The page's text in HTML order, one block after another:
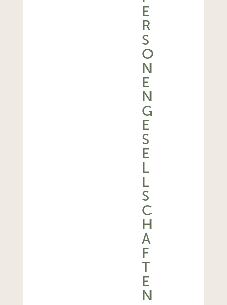
E
R
S
O
N
E
N
G
E
S
E
L
L
S
C
H
A
F
T
E
N